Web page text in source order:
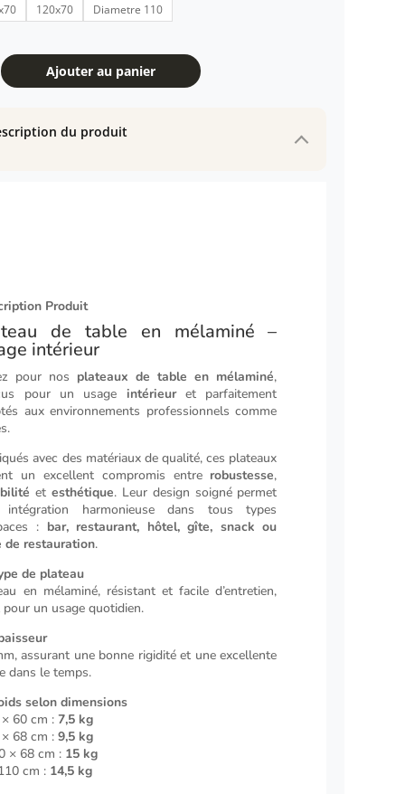
120x70 Diametre 110
Ajouter au panier
du produit
Produit
de table en mélaminé –
intérieur
pour nos plateaux de table en mélaminé,
pour un usage intérieuret parfaitement
aux environnements professionnels comme
avec des matériaux de qualité, ces plateaux
un excellent compromis entre robustesse,
etesthétique. Leur design soigné permet
intégration harmonieuse dans tous types
: bar, restaurant, hôtel, gîte, snack ou
de restauration.
de plateau
en mélaminé, résistant et facile d’entretien,
pour un usage quotidien.
assurant une bonne rigidité et une excellente
dans le temps.
selon dimensions
× 60 cm :7,5 kg
× 68 cm :9,5 kg
× 68 cm : 15 kg
cm : 14,5 kg